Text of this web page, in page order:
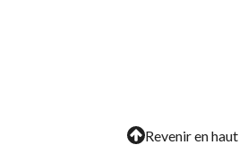
Revenir en haut